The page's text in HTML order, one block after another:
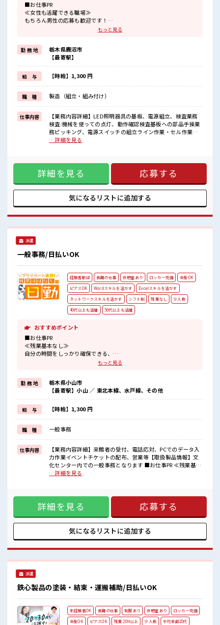
■お仕事PR
≪女性も活躍できる職場≫
もちろん男性の応募も歓迎です！
残業は月20時間以上あります♪
≪土日祝休のお仕事≫
家族や友人と一緒にプライベート満喫！
≪ヘアカラーOKで自由な雰囲気の職場≫
明るすぎたり奇抜でなければ基本的に自由！
(規定有)≪動きやすい制服アリ≫
制服があるので、
毎日の服装の悩み解消♪
≪自分に向いている仕事が探せる≫
困った事などがあれば、
担当がしっかりサポートします！
■職場の雰囲気
職場の仲間との交流もできちゃうかも？
髪型にこだわりのあるアナタは必見！
髪型自由な職場！
もっと見る
勤 務 地
栃木県鹿沼市
【最寄駅】
給 与 【時給】1,300 円
職 種 製造（組立・組み付け）
仕事内容
【業務内容詳細】LED照明器具の基板、電源組立、検査業務
検査:機械を使っての点灯、動作確認検査基板への部品手操業
務ピッキング、電源スイッチの組立ライン作業・セル作業
選択可能【取扱製品情報】天井についているような人感セン
る≫ 高収入を希望される方にオススメ。 残業は月20時間以上
あります♪ ≪土日祝休のお仕事≫ 家族や友人と一緒にプライ
ベート満喫！ ≪ヘアカラーOKで自由な雰囲気の職場≫ 明る
すぎたり奇抜でなければ基本的に自由！ (規定有)≪動きやす
い制服アリ≫ 制服があるので、 毎日の服装の悩み解消♪ ≪自
分に向いている仕事が探せる≫ 困った事などがあれば、 担当
すい雰囲気の職場です！ 少人数の職場でこじんまり。 職場の
仲間との交流もできちゃうかも？ 髪型にこだわりのあるアナ
…詳細を見る
詳細を見る 応募する
気になるリストに追加する
派遣
一般事務/日払いOK
経験者歓迎 長期の仕事 休憩室あり ロッカー完備
染髪OK
ピアスOK
Wordスキルを活かす
Excelスキルを活かす
ネットワークスキルを活かす
シフト制 残業なし
少人数
40代以上も活躍
50代以上も活躍
おすすめポイント
■お仕事PR
≪残業基本なし≫
自分の時間をしっかり確保できる、
≪経験者活躍中≫
これまでの経験を活かしませんか？
ブランクがあっても大丈夫♪
経験はちょっとだけ…という方もOK！
≪モチベーションもUP≫
派手過ぎなければ髪型や髪色自由♪
(規定有)≪自分に合った期間で働ける≫
福利厚生が整った派遣のお仕事です！
■職場の雰囲気
少人数の職場だから一緒に働く仲間との距離もグッと近い！
キバツ過ぎなければ髪色・髪型は自由！
あなたの個性を大事にできます♪
もっと見る
勤 務 地
栃木県小山市
【最寄駅】小山 ／ 東北本線、水戸線、その他
給 与 【時給】1,300 円
職 種 一般事務
仕事内容
【業務内容詳細】来館者の受付、電話応対、PCでのデータ入
力作業イベントチケットの配布、営業等【取扱製品情報】文
化センター内での一般事務となります ■お仕事PR ≪残業基本
なし≫ 自分の時間をしっかり確保できる、 残業基本ナシのお
があっても大丈夫♪ 経験はちょっとだけ…という方もOK！
≪モチベーションもUP≫ 派手過ぎなければ髪型や髪色自由♪
(規定有)≪自分に合った期間で働ける≫ 福利厚生が整った派
遣のお仕事です！ ■職場の雰囲気 少人数の職場だから一緒に
働く仲間との距離もグッと近い！ キバツ過ぎなければ髪色・
髪型は自由！ あなたの個性を大事にできます♪ ロッカーあ
…詳細を見る
詳細を見る 応募する
気になるリストに追加する
派遣
鉄心製品の塗装・結束・運搬補助/日払いOK
未経験者OK 長期の仕事 制服あり 休憩室あり
ロッカー完備
染髪OK
ピアスOK 残業 20H以上 少人数
平均年齢20代